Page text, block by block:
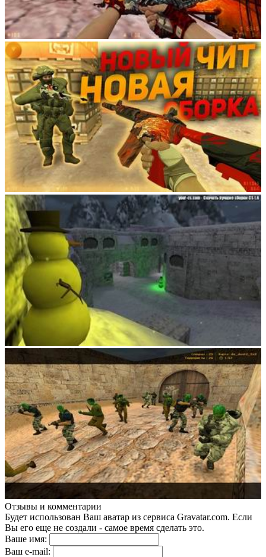
Отзывы и комментарии
Будет использован Ваш аватар из сервиса Gravatar.com. Если
Вы его еще не создали - самое время сделать это.
Ваше имя:
Ваш e-mail: